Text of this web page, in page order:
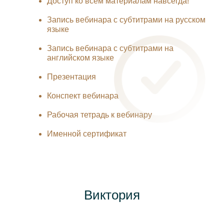
Запись вебинара с субтитрами на русском
языке
Запись вебинара с субтитрами на
английском языке
Презентация
Конспект вебинара
Рабочая тетрадь к вебинару
Именной сертификат
Виктория